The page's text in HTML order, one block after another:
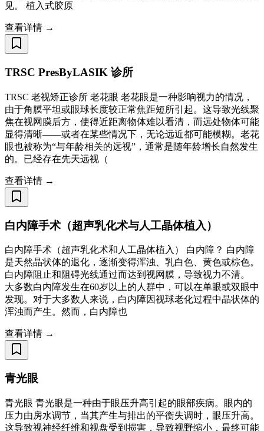
见。 植入式胶原
查看详情 →
TRSC PresByLASIK 诊所
TRSC 老视矫正诊所 老花眼 老花眼是一种影响视力的情况，
由于角膜平坦或眼球长度较正常焦距短所引起。这导致光线聚
焦在视网膜后方，使得近距离物体难以看清，而远处物体可能
显得清晰——或者在某些情况下，无论远近都可能模糊。老花
眼也被称为“与年龄相关的远视”，通常是随年龄增长自然发生
的。已经存在先天远视（
查看详情 →
白内障手术（超声乳化术与人工晶体植入）
白内障手术（超声乳化术和人工晶体植入） 白内障？ 白内障
是天然晶状体的退化，逐渐变得浑浊、乳白色、黄色或棕色。
白内障阻止和阻碍光线通过而达到视网膜，导致视力不清。
大多数白内障发生在60岁以上的人群中，可以在单眼或双眼中
发现。对于大多数人来说，白内障因视球老化过程中晶状体的
浑浊而产生。然而，白内障也
查看详情 →
青光眼
青光眼 青光眼是一种由于眼压升高引起的眼部疾病。眼内的
压力由房水调节，当其产生与排出的平衡失调时，眼压升高。
这导致视神经纤维和视盘受到损害，导致视野缩小，最终可能